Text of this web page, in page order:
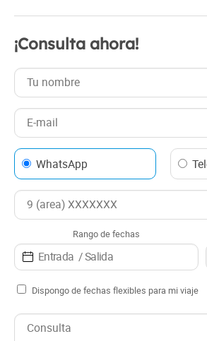
Netflix
Parrilla individual
Pequeños electrodomésticos
Pileta (piscina) exterior
Recepción las 24 Hs.
Ropa blanca
Ropa de cama
Secador de cabello
Servicio de despertador
Servicio de limpieza
Tarjetas de crédito
Terraza / Solárium
Tostadora
Vajilla
de ciprés.
¡Consulta ahora!
WhatsApp
Rango de fechas
Dispongo de fechas flexibles para mi viaje